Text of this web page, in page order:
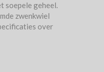
soepele geheel.
zwenkwiel
over